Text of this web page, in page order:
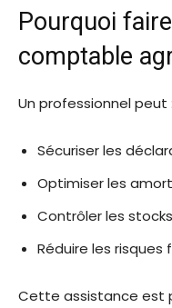
Pourquoi
comptable
Un professionnel peut :
Sécuriser les
Optimiser les
Contrôler les
Réduire les risques
Cette assistance est